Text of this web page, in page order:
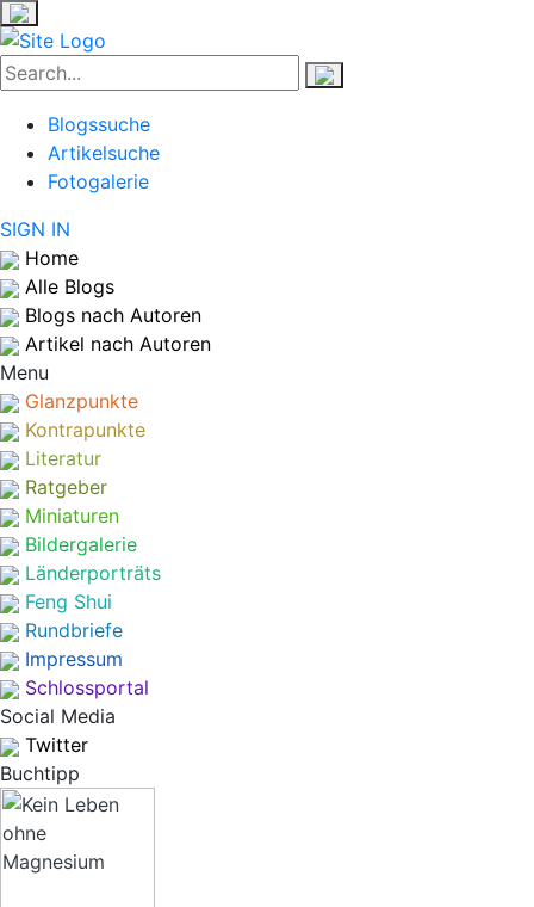
Blogssuche
Artikelsuche
Fotogalerie
SIGN IN
Home
Alle Blogs
Blogs nach Autoren
Artikel nach Autoren
Menu
Glanzpunkte
Kontrapunkte
Literatur
Ratgeber
Miniaturen
Bildergalerie
Länderporträts
Feng Shui
Rundbriefe
Impressum
Schlossportal
Social Media
Twitter
Buchtipp